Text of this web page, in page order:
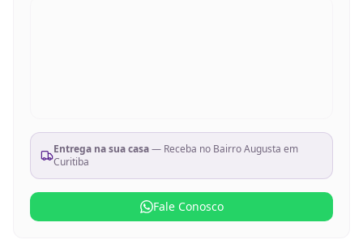
Entrega na sua casa— Receba no Bairro Augusta em
Curitiba
Fale Conosco